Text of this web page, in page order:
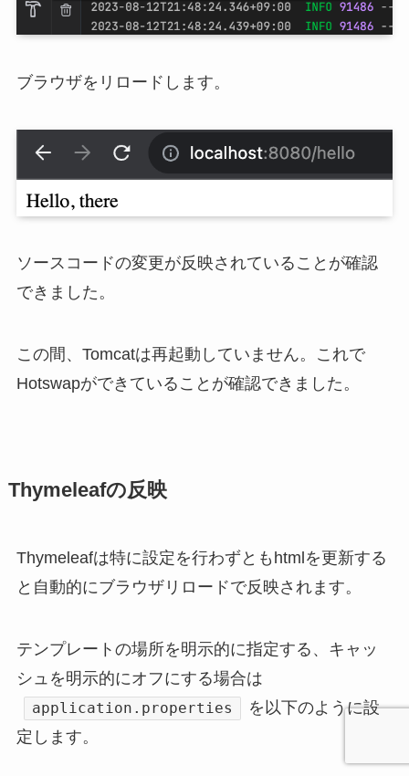
ブラウザをリロードします。
ソースコードの変更が反映されていることが確認
できました。
この間、Tomcatは再起動していません。これで
Hotswapができていることが確認できました。
Thymeleafの反映
Thymeleafは特に設定を行わずともhtmlを更新する
と自動的にブラウザリロードで反映されます。
テンプレートの場所を明示的に指定する、キャッ
シュを明示的にオフにする場合は
application.properties
を以下のように設
定します。